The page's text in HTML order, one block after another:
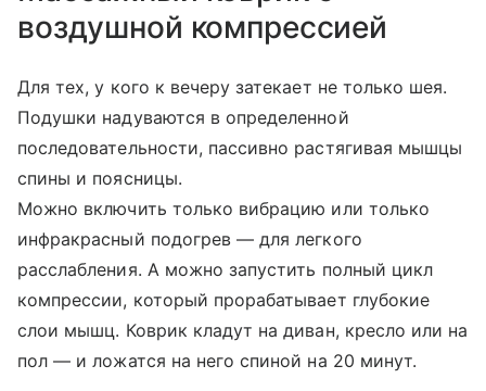
воздушной компрессией
Для тех, у кого к вечеру затекает не только шея.
Подушки надуваются в определенной
последовательности, пассивно растягивая мышцы
спины и поясницы.
Можно включить только вибрацию или только
инфракрасный подогрев — для легкого
расслабления. А можно запустить полный цикл
компрессии, который прорабатывает глубокие
слои мышц. Коврик кладут на диван, кресло или на
пол — и ложатся на него спиной на 20 минут.